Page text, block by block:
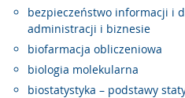
bezpieczeństwo informacji i
administracji i biznesie
biofarmacja obliczeniowa
biologia molekularna
biostatystyka – podstawy